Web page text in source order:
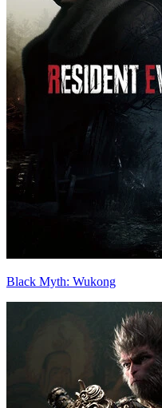
Black Myth: Wukong